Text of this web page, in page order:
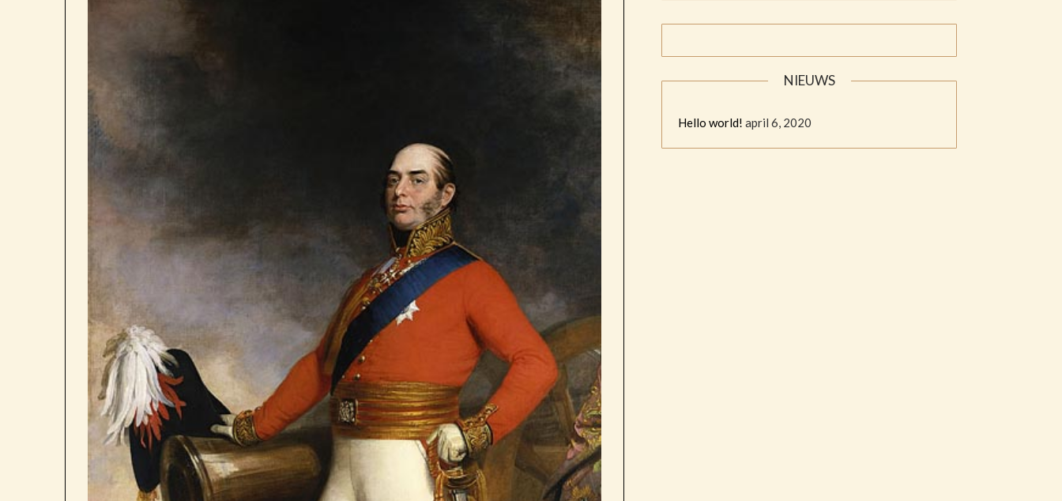
NIEUWS
Hello world! april 6, 2020